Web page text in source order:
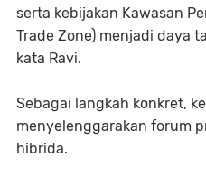
serta kebijakan Kawasan
Trade Zone) menjadi daya
kata Ravi.
Sebagai langkah konkret,
menyelenggarakan forum
hibrida.